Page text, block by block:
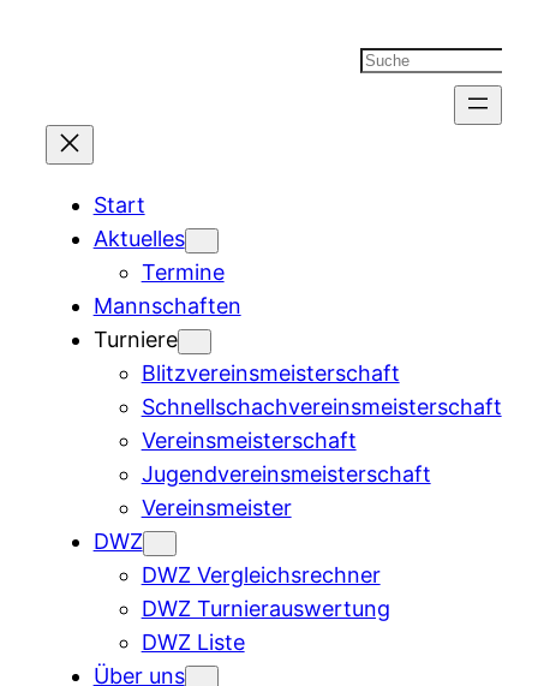
Suchen
Start
Aktuelles
Termine
Mannschaften
Turniere
Blitzvereinsmeisterschaft
Schnellschachvereinsmeisterschaft
Vereinsmeisterschaft
Jugendvereinsmeisterschaft
Vereinsmeister
DWZ
DWZ Vergleichsrechner
DWZ Turnierauswertung
DWZ Liste
Über uns